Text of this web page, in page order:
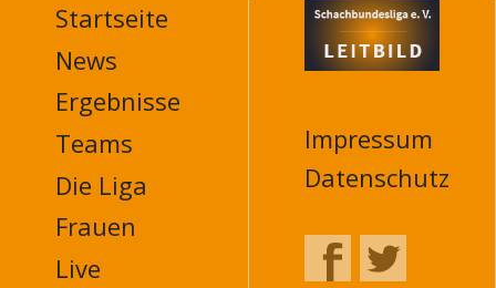
MAIN
NAVIGATION
FOOTER
Startseite
News
Ergebnisse
Teams
Die Liga
Frauen
Live
Impressum
Datenschutz